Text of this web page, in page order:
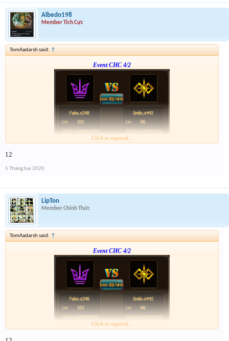
Albedo198
Member Tích Cực
TomAadarsh said: ↑
Event CHC 4/2
Click to expand...
12
5 Tháng hai 2020
LipTon
Member Chính Thức
TomAadarsh said: ↑
Event CHC 4/2
Click to expand...